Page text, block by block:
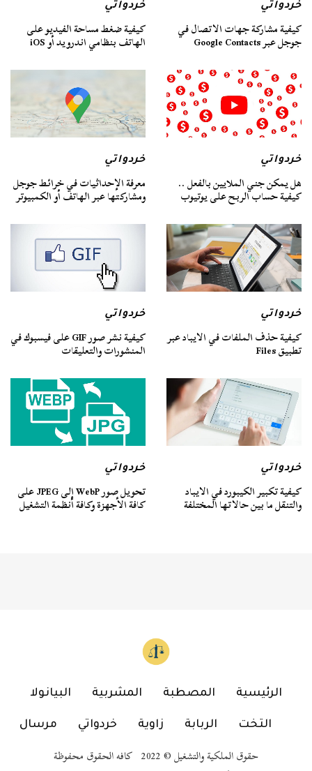
خردواتي
كيفية مشاركة جهات الاتصال في
جوجل عبر Google Contacts
خردواتي
كيفية ضغط مساحة الفيديو على
الهاتف بنظامي اندرويد أو iOS
خردواتي
هل يمكن جني الملايين بالفعل ..
كيفية حساب الربح على يوتيوب
خردواتي
معرفة الإحداثيات في خرائط جوجل
ومشاركتها عبر الهاتف أو الكمبيوتر
خردواتي
كيفية حذف الملفات في الايباد عبر
تطبيق Files
خردواتي
كيفية نشر صور GIF على فيسبوك في
المنشورات والتعليقات
خردواتي
كيفية تكبير الكيبورد في الايباد
والتنقل ما بين حالاتها المختلفة
خردواتي
تحويل صور WebP إلى JPEG على
كافة الأجهزة وكافة أنظمة التشغيل
الرئيسية المصطبة المشربية البيانولا
التخت الربابة زاوية خردواتي مرسال
حقوق الملكية والتشغيل © 2022 كافه الحقوق محفوظة